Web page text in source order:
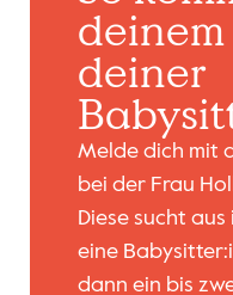
deiner
Melde dich mit
bei der Frau
Diese sucht
eine
dann ein bis